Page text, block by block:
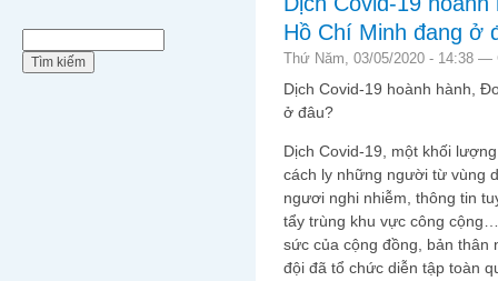
Hồ Chí Minh đang ở
Thứ Năm, 03/05/2020 - 14:38 —
Dịch Covid-19 hoành hành,
ở đâu?
Dịch Covid-19, một khối
cách ly những người từ vùng
ngươi nghi nhiễm, thông tin
tẩy trùng khu vực công
sức của cộng đồng, bản thân
đội đã tổ chức diễn tập toàn